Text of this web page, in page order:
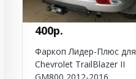
400р.
Фаркоп Лидер-Плюс для
Chevrolet TrailBlazer II